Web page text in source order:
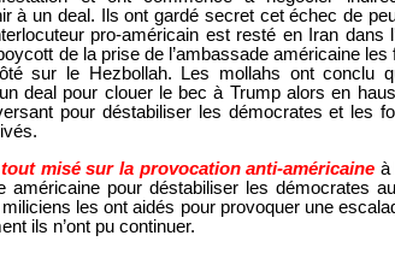
à un deal. Ils ont gardé secret cet échec de
pro-américain est resté en Iran dans
de la prise de l’ambassade américaine
sur le Hezbollah. Les mollahs ont conclu
deal pour clouer le bec à Trump alors en
pour déstabiliser les démocrates et les
misé sur la provocation anti-américaine à
américaine pour déstabiliser les démocrates
les ont aidés pour provoquer une
ils n’ont pu continuer.